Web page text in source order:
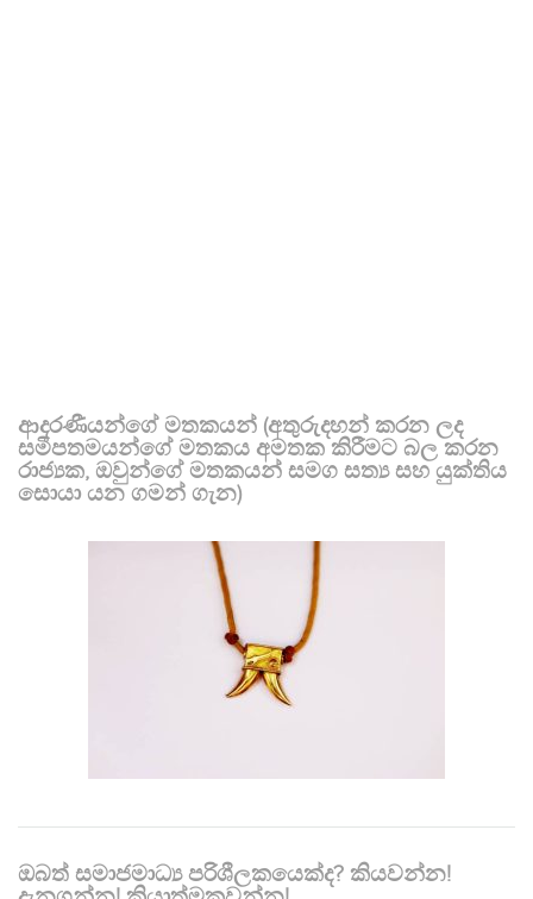
ආදරණීයන්ගේ මතකයන් (අතුරුදහන් කරන ලද
සමීපතමයන්ගේ මතකය අමතක කිරීමට බල කරන
රාජ්‍යක, ඔවුන්ගේ මතකයන් සමග සත්‍ය සහ යුක්තිය
සොයා යන ගමන් ගැන)
ඔබත් සමාජමාධ්‍ය පරිශීලකයෙක්ද? කියවන්න!